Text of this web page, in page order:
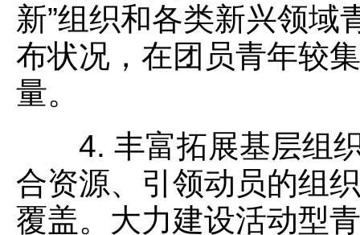
新”组织和各类新兴领域
布状况，在团员青年较
量。
4. 丰富拓展基层组织
合资源、引领动员的组
覆盖。大力建设活动型